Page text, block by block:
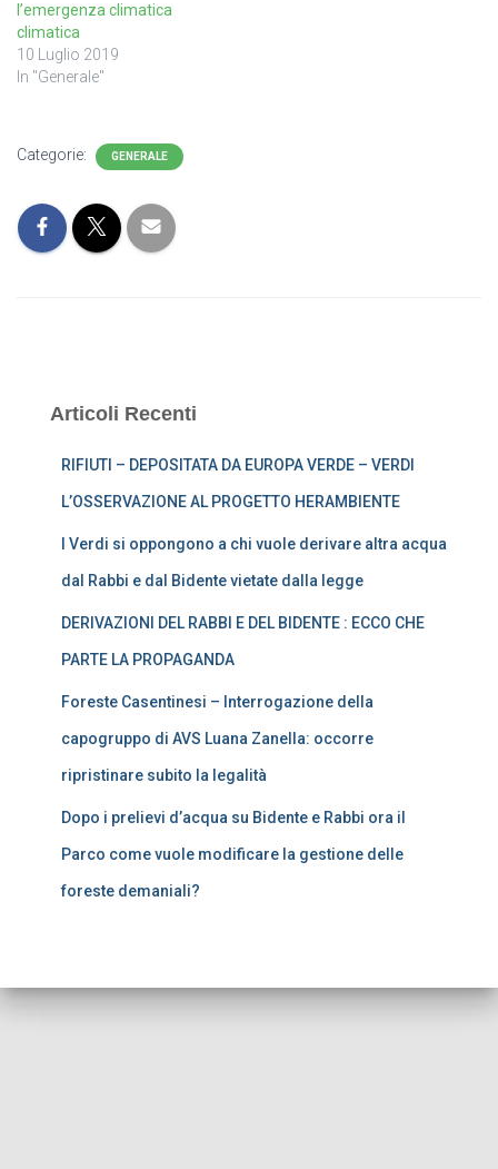
l’emergenza climatica
climatica
10 Luglio 2019
In "Generale"
Categorie: GENERALE
Articoli Recenti
RIFIUTI – DEPOSITATA DA EUROPA VERDE – VERDI
L’OSSERVAZIONE AL PROGETTO HERAMBIENTE
I Verdi si oppongono a chi vuole derivare altra acqua
dal Rabbi e dal Bidente vietate dalla legge
DERIVAZIONI DEL RABBI E DEL BIDENTE : ECCO CHE
PARTE LA PROPAGANDA
Foreste Casentinesi – Interrogazione della
capogruppo di AVS Luana Zanella: occorre
ripristinare subito la legalità
Dopo i prelievi d’acqua su Bidente e Rabbi ora il
Parco come vuole modificare la gestione delle
foreste demaniali?